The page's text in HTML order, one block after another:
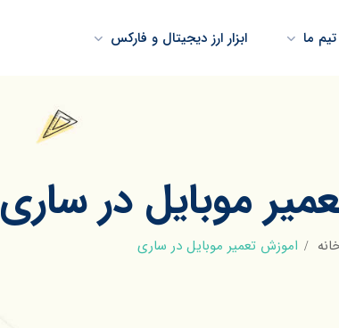
تیم ما ابزار ارز دیجیتال و فارکس
موبایل در ساری
اموزش تعمیر موبایل در ساری